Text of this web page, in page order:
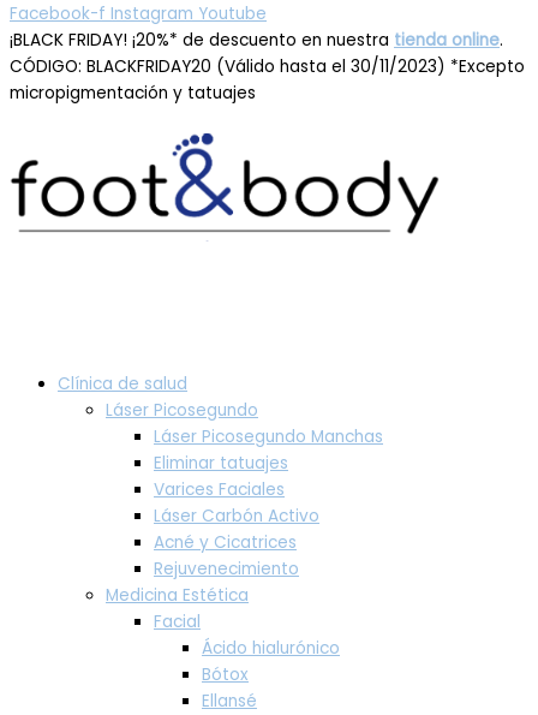
Facebook-f Instagram Youtube
¡BLACK FRIDAY! ¡20%* de descuento en nuestra tienda online.
CÓDIGO: BLACKFRIDAY20 (Válido hasta el 30/11/2023) *Excepto
micropigmentación y tatuajes
Clínica de salud
Láser Picosegundo
Láser Picosegundo Manchas
Eliminar tatuajes
Varices Faciales
Láser Carbón Activo
Acné y Cicatrices
Rejuvenecimiento
Medicina Estética
Facial
Ácido hialurónico
Bótox
Ellansé